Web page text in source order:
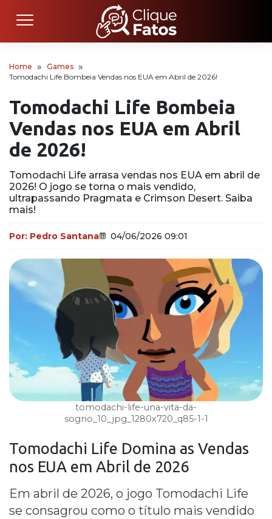
Home
Games
Tomodachi Life Bombeia Vendas nos EUA em Abril de 2026!
Tomodachi Life Bombeia
Vendas nos EUA em Abril
de 2026!
Tomodachi Life arrasa vendas nos EUA em abril de
2026! O jogo se torna o mais vendido,
ultrapassando Pragmata e Crimson Desert. Saiba
mais!
Por: Pedro Santana 04/06/2026 09:01
tomodachi-life-una-vita-da-
sogno_10_jpg_1280x720_q85-1-1
Tomodachi Life Domina as Vendas
nos EUA em Abril de 2026
Em abril de 2026, o jogo Tomodachi Life
se consagrou como o título mais vendido